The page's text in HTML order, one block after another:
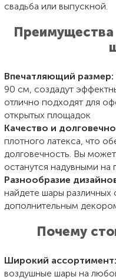
свадьба или выпускной.
Впечатляющий размер:
90 см, создадут
отлично подходят для
открытых площадок
Качество и
плотного латекса, что
долговечность. Вы
останутся надувными
Разнообразие
найдете шары различных
дополнительным
Почему
Широкий ассортимент:
воздушные шары на